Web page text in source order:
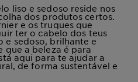
liso e sedoso reside nos
dos produtos certos.
e os truques que
ter o cabelo dos teus
e sedoso, brilhante e
que a beleza é para
aqui para te ajudar a
de forma sustentável e